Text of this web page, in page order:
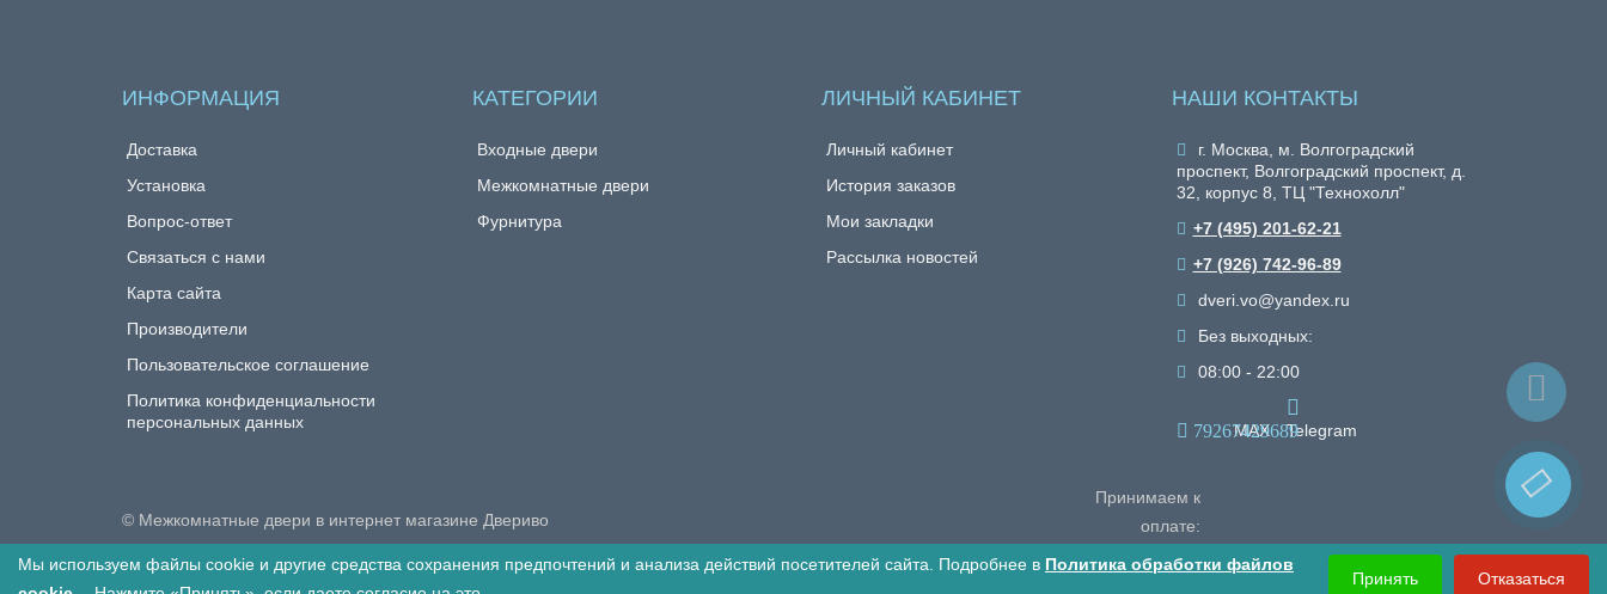
ИНФОРМАЦИЯ
Доставка
Установка
Вопрос-ответ
Связаться с нами
Карта сайта
Производители
Пользовательское соглашение
Политика конфиденциальности
персональных данных
КАТЕГОРИИ
Входные двери
Межкомнатные двери
Фурнитура
ЛИЧНЫЙ КАБИНЕТ
Личный кабинет
История заказов
Мои закладки
Рассылка новостей
НАШИ КОНТАКТЫ
г. Москва, м. Волгоградский
проспект, Волгоградский проспект, д.
32, корпус 8, ТЦ "Технохолл"
+7 (495) 201-62-21
+7 (926) 742-96-89
dveri.vo@yandex.ru
Без выходных:
08:00 - 22:00
79267429689
MAX Telegram
© Межкомнатные двери в интернет магазине Двериво
Принимаем к
оплате:
0
Мы используем файлы cookie и другие средства сохранения предпочтений и анализа действий посетителей сайта. Подробнее в Политика обработки файлов
Принять Отказаться